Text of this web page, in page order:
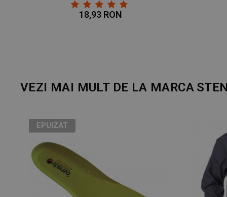
18,93 RON
VEZI MAI MULT DE LA MARCA
EPUIZAT